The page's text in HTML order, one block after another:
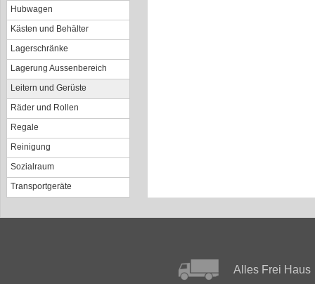
Hubwagen
Kästen und Behälter
Lagerschränke
Lagerung Aussenbereich
Leitern und Gerüste
Räder und Rollen
Regale
Reinigung
Sozialraum
Transportgeräte
Alles Frei Haus